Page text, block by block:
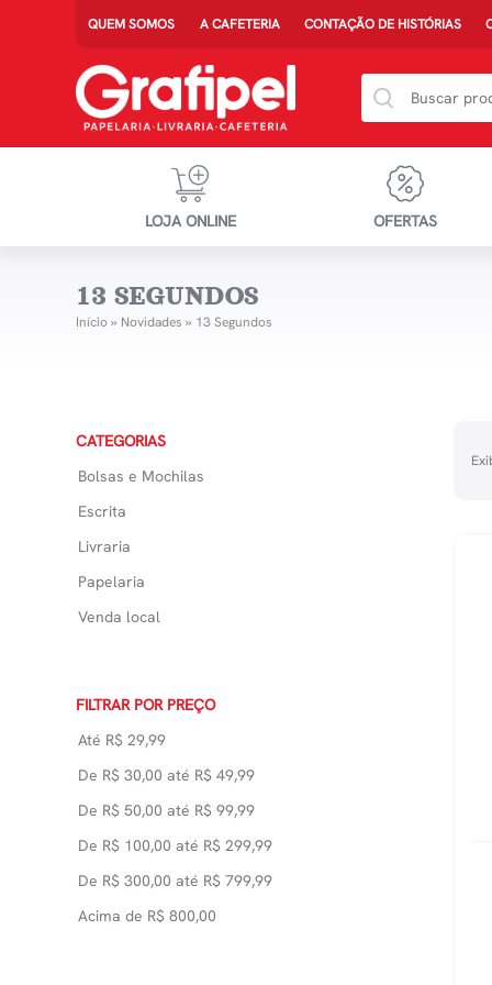
QUEM SOMOS A CAFETERIA CONTAÇÃO DE HISTÓRIAS
LOJA ONLINE OFERTAS
13 SEGUNDOS
Início» Novidades » 13 Segundos
CATEGORIAS
Bolsas e Mochilas
Escrita
Livraria
Papelaria
Venda local
FILTRAR POR PREÇO
Até R$ 29,99
De R$ 30,00 até R$ 49,99
De R$ 50,00 até R$ 99,99
De R$ 100,00 até R$ 299,99
De R$ 300,00 até R$ 799,99
Acima de R$ 800,00